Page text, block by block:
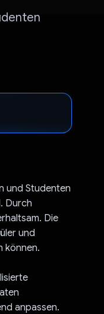
und Studenten
Durch
Die
und
können.
anpassen.